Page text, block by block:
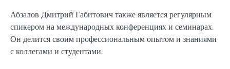
Абзалов Дмитрий Габитович также является регулярным
спикером на международных конференциях и семинарах.
Он делится своим профессиональным опытом и знаниями
с коллегами и студентами.